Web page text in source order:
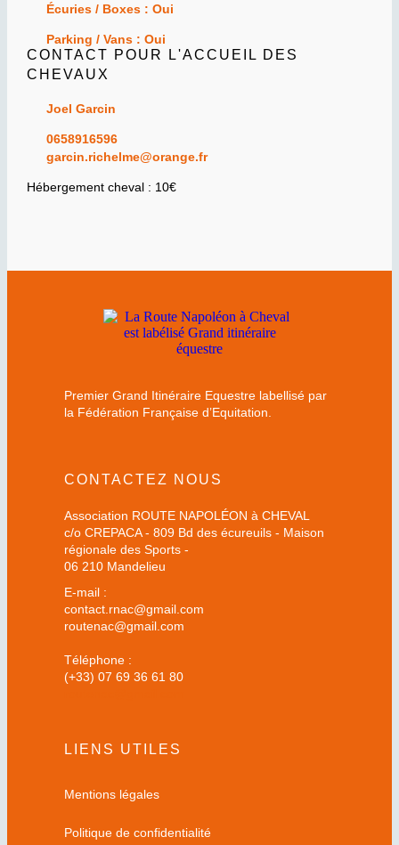
Écuries / Boxes : Oui
Parking / Vans : Oui
CONTACT POUR L'ACCUEIL DES
CHEVAUX
Joel Garcin
0658916596
garcin.richelme@orange.fr
Hébergement cheval : 10€
Premier Grand Itinéraire Equestre labellisé par
la Fédération Française d’Equitation.
CONTACTEZ NOUS
Association ROUTE NAPOLÉON à CHEVAL
c/o CREPACA - 809 Bd des écureuils - Maison
régionale des Sports -
06 210 Mandelieu
E-mail :
contact.rnac@gmail.com
routenac@gmail.com
Téléphone :
(+33) 07 69 36 61 80
LIENS UTILES
Mentions légales
Politique de confidentialité